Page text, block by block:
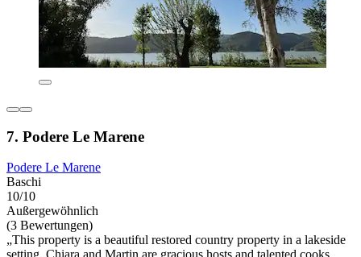
7. Podere Le Marene
Podere Le Marene
Baschi
10/10
Außergewöhnlich
(3 Bewertungen)
„This property is a beautiful restored country property in a lakeside